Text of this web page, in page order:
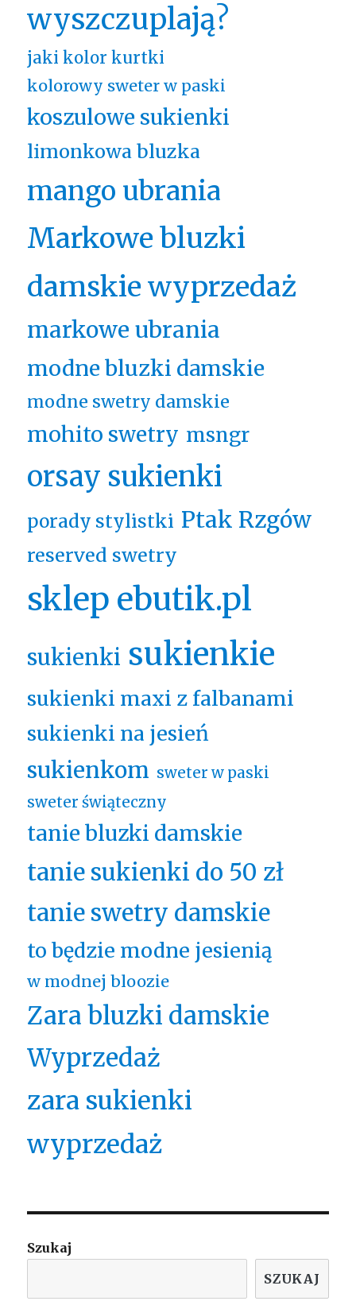
wyszczuplają?
jaki kolor kurtki
kolorowy sweter w paski
koszulowe sukienki
limonkowa bluzka
mango ubrania
Markowe bluzki
damskie wyprzedaż
markowe ubrania
modne bluzki damskie
modne swetry damskie
mohito swetry msngr
orsay sukienki
porady stylistki Ptak Rzgów
reserved swetry
sklep ebutik.pl
sukienki sukienkie
sukienki maxi z falbanami
sukienki na jesień
sukienkom sweter w paski
sweter świąteczny
tanie bluzki damskie
tanie sukienki do 50 zł
tanie swetry damskie
to będzie modne jesienią
w modnej bloozie
Zara bluzki damskie
Wyprzedaż
zara sukienki
wyprzedaż
Szukaj
SZUKAJ